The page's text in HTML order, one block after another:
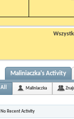
Maliniaczka's Activity
All Maliniaczka
No Recent Activity